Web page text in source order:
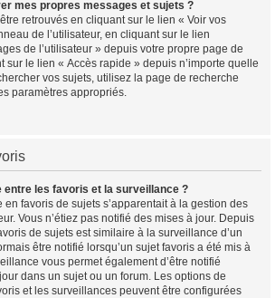
mes propres messages et sujets ?
retrouvés en cliquant sur le lien « Voir vos
de l’utilisateur, en cliquant sur le lien
de l’utilisateur » depuis votre propre page de
sur le lien « Accès rapide » depuis n’importe quelle
vos sujets, utilisez la page de recherche
paramètres appropriés.
entre les favoris et la surveillance ?
en favoris de sujets s’apparentait à la gestion des
Vous n’étiez pas notifié des mises à jour. Depuis
de sujets est similaire à la surveillance d’un
être notifié lorsqu’un sujet favoris a été mis à
vous permet également d’être notifié
dans un sujet ou un forum. Les options de
et les surveillances peuvent être configurées